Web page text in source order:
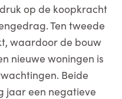
op de koopkracht
Ten tweede
waardoor de bouw
nieuwe woningen is
Beide
jaar een negatieve